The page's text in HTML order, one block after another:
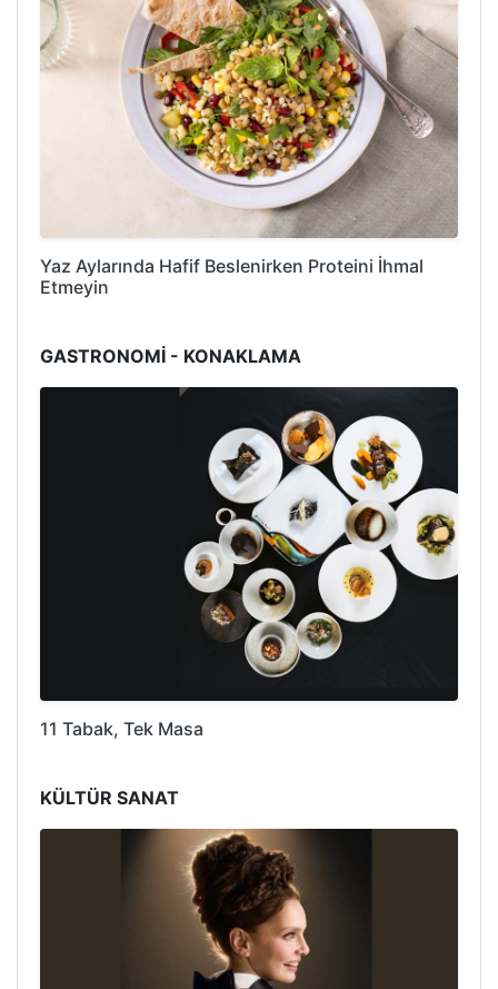
Yaz Aylarında Hafif Beslenirken Proteini İhmal
Etmeyin
GASTRONOMİ - KONAKLAMA
11 Tabak, Tek Masa
KÜLTÜR SANAT